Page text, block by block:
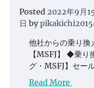
Posted 2022年9月
日 by
他社からの乗り換
【MSFJ】 ◆乗り
グ・MSFJ】セー
Read More